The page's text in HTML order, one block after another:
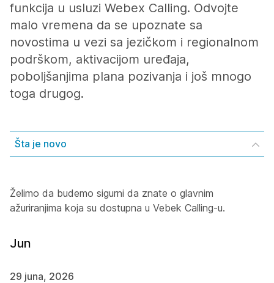
funkcija u usluzi Webex Calling. Odvojte
malo vremena da se upoznate sa
novostima u vezi sa jezičkom i regionalnom
podrškom, aktivacijom uređaja,
poboljšanjima plana pozivanja i još mnogo
toga drugog.
Šta je novo
Želimo da budemo sigurni da znate o glavnim
ažuriranjima koja su dostupna u Vebek Calling-u.
Jun
29 juna, 2026